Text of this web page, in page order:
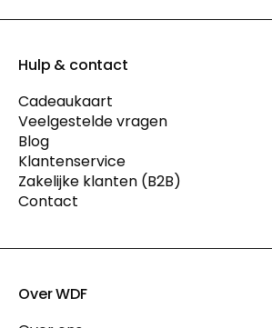
Hulp & contact
Cadeaukaart
Veelgestelde vragen
Blog
Klantenservice
Zakelijke klanten (B2B)
Contact
Over WDF